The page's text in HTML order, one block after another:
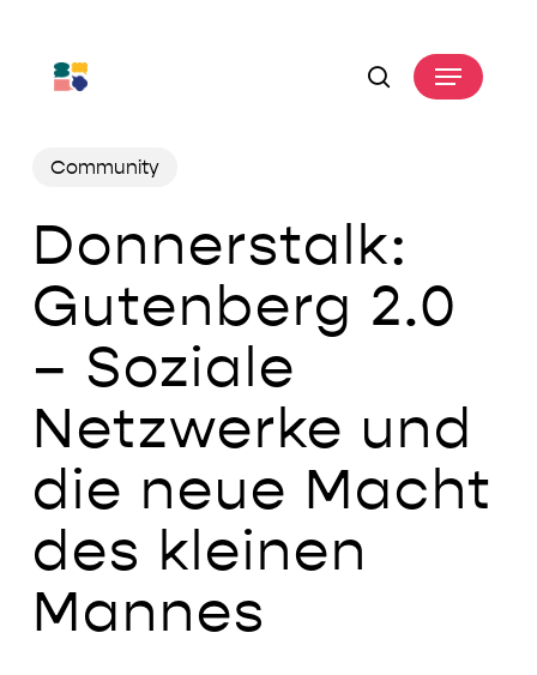
search
Menu
Community
Donnerstalk:
Gutenberg 2.0
– Soziale
Netzwerke und
die neue Macht
des kleinen
Mannes